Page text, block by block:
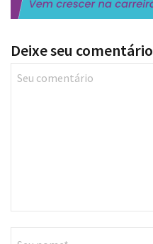
Deixe seu comentário